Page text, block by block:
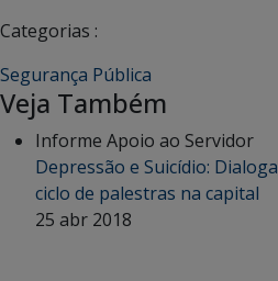
Categorias :
Segurança Pública
Veja Também
Informe Apoio ao Servidor
Depressão e Suicídio:
ciclo de palestras na capital
25 abr 2018